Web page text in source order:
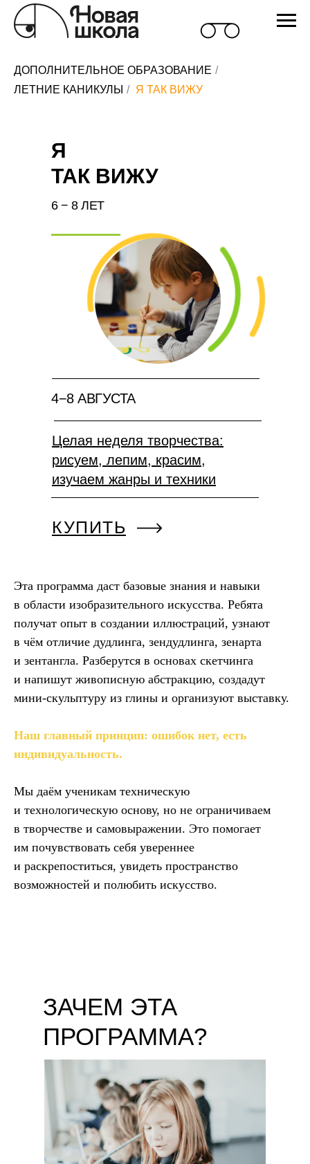
ДОПОЛНИТЕЛЬНОЕ ОБРАЗОВАНИЕ /
ЛЕТНИЕ КАНИКУЛЫ / Я ТАК ВИЖУ
4−8 АВГУСТА
6 − 8 ЛЕТ
Целая неделя творчества:
рисуем, лепим, красим,
изучаем жанры и техники
КУПИТЬ
Я
ТАК ВИЖУ
Эта программа даст базовые знания и навыки
в области изобразительного искусства. Ребята
получат опыт в создании иллюстраций, узнают
в чём отличие дудлинга, зендудлинга, зенарта
и зентангла. Разберутся в основах скетчинга
и напишут живописную абстракцию, создадут
мини-скульптуру из глины и организуют выставку.
Наш главный принцип: ошибок нет, есть
индивидуальность.
Мы даём ученикам техническую
и технологическую основу, но не ограничиваем
в творчестве и самовыражении. Это помогает
им почувствовать себя увереннее
и раскрепоститься, увидеть пространство
возможностей и полюбить искусство.
ЗАЧЕМ ЭТА
ПРОГРАММА?